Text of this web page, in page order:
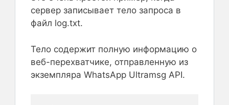
сервер записывает тело запроса в
файл log.txt.
Тело содержит полную информацию о
веб-перехватчике, отправленную из
экземпляра WhatsApp Ultramsg API.